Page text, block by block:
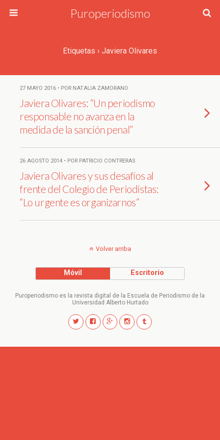
Puroperiodismo
Etiquetas › Javiera Olivares
27 MAYO 2016 • POR NATALIA ZAMORANO
Javiera Olivares: “Un periodismo
responsable no avanza en la
medida de la sanción penal”
26 AGOSTO 2014 • POR PATRICIO CONTRERAS
Javiera Olivares y sus desafíos al
frente del Colegio de Periodistas:
“Lo urgente es organizarnos”
Volver arriba
Móvil Escritorio
Puroperiodismo es la revista digital de la Escuela de Periodismo de la
Universidad Alberto Hurtado